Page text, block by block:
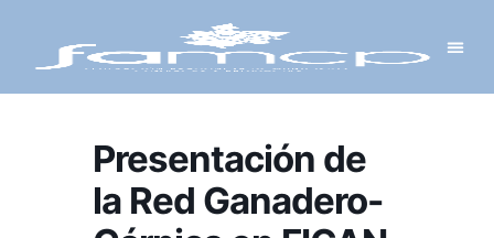
Presentación de
la Red Ganadero-